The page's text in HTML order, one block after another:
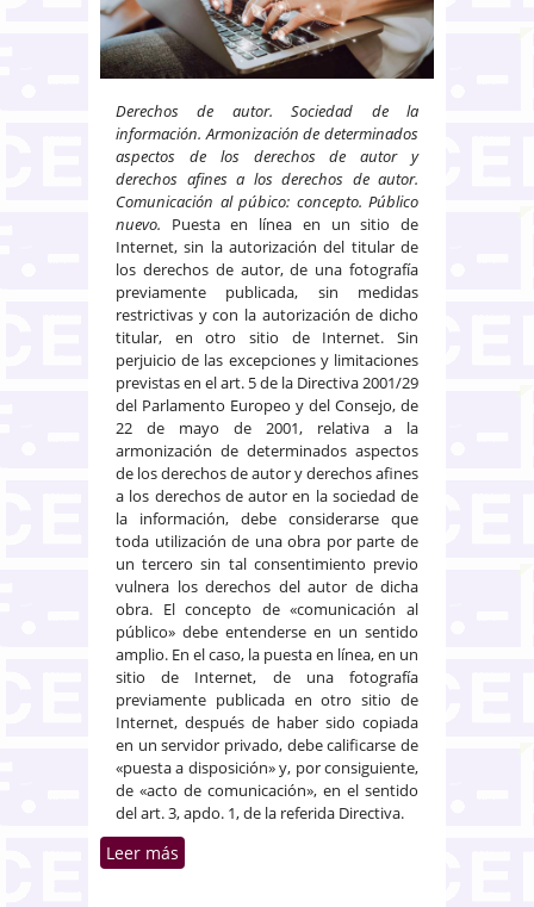
Derechos de autor. Sociedad de la
información. Armonización de determinados
aspectos de los derechos de autor y
derechos afines a los derechos de autor.
Comunicación al púbico: concepto. Público
nuevo. Puesta en línea en un sitio de
Internet, sin la autorización del titular de
los derechos de autor, de una fotografía
previamente publicada, sin medidas
restrictivas y con la autorización de dicho
titular, en otro sitio de Internet. Sin
perjuicio de las excepciones y limitaciones
previstas en el art. 5 de la Directiva 2001/29
del Parlamento Europeo y del Consejo, de
22 de mayo de 2001, relativa a la
armonización de determinados aspectos
de los derechos de autor y derechos afines
a los derechos de autor en la sociedad de
la información, debe considerarse que
toda utilización de una obra por parte de
un tercero sin tal consentimiento previo
vulnera los derechos del autor de dicha
obra. El concepto de «comunicación al
público» debe entenderse en un sentido
amplio. En el caso, la puesta en línea, en un
sitio de Internet, de una fotografía
previamente publicada en otro sitio de
Internet, después de haber sido copiada
en un servidor privado, debe calificarse de
«puesta a disposición» y, por consiguiente,
de «acto de comunicación», en el sentido
del art. 3, apdo. 1, de la referida Directiva.
Leer más